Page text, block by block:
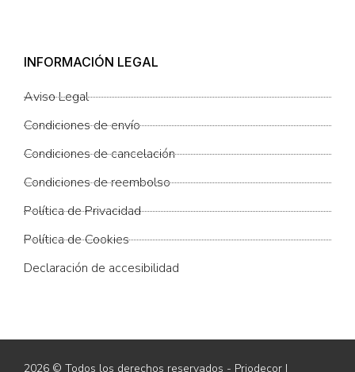
INFORMACIÓN LEGAL
Aviso Legal
Condiciones de envío
Condiciones de cancelación
Condiciones de reembolso
Política de Privacidad
Política de Cookies
Declaración de accesibilidad
2026 © Todos los derechos reservados - Priodecor |